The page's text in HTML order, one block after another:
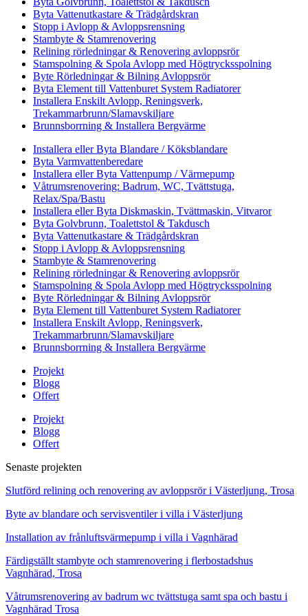
Byta Vattenutkastare & Trädgårdskran
Stopp i Avlopp & Avloppsrensning
Stambyte & Stamrenovering
Relining rörledningar & Renovering avloppsrör
Stamspolning & Spola Avlopp med Högtrycksspolning
Byte Rörledningar & Bilning Avloppsrör
Byta Element till Vattenburet System Radiatorer
Installera Enskilt Avlopp, Reningsverk,
Trekammarbrunn/Slamavskiljare
Brunnsborrning & Installera Bergvärme
Installera eller Byta Blandare / Köksblandare
Byta Varmvattenberedare
Installera eller Byta Vattenpump / Värmepump
Våtrumsrenovering: Badrum, WC, Tvättstuga,
Relax/Spa/Bastu
Installera eller Byta Diskmaskin, Tvättmaskin, Vitvaror
Byta Golvbrunn, Toalettstol & Takdusch
Byta Vattenutkastare & Trädgårdskran
Stopp i Avlopp & Avloppsrensning
Stambyte & Stamrenovering
Relining rörledningar & Renovering avloppsrör
Stamspolning & Spola Avlopp med Högtrycksspolning
Byte Rörledningar & Bilning Avloppsrör
Byta Element till Vattenburet System Radiatorer
Installera Enskilt Avlopp, Reningsverk,
Trekammarbrunn/Slamavskiljare
Brunnsborrning & Installera Bergvärme
Projekt
Blogg
Offert
Projekt
Blogg
Offert
Senaste projekten
Slutförd relining och renovering av avloppsrör i Västerljung, Trosa
Byte av blandare och servisventiler i villa i Västerljung
Installation av frånluftsvärmepump i villa i Vagnhärad
Färdigställt stambyte och stamrenovering i flerbostadshus
Vagnhärad, Trosa
Våtrumsrenovering av badrum wc tvättstuga samt spa och bastu i
Vagnhärad Trosa